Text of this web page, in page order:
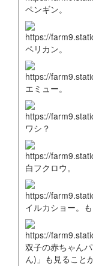
ペンギン。
ペリカン。
エミュー。
ワシ？
白フクロウ。
イルカショー。
双子の赤ちゃん
ん)」も見ること